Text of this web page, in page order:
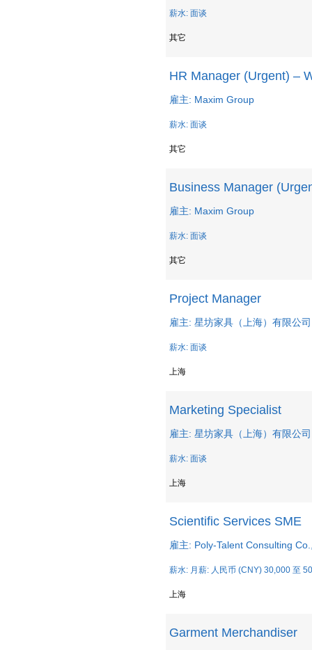
薪水: 面谈
其它
HR Manager (Urgent) –
雇主: Maxim Group
薪水: 面谈
其它
Business Manager
雇主: Maxim Group
薪水: 面谈
其它
Project Manager
雇主: 星坊家具（上海）有限公司
薪水: 面谈
上海
Marketing Specialist
雇主: 星坊家具（上海）有限公司
薪水: 面谈
上海
Scientific Services SME
雇主: Poly-Talent Consulting
薪水: 月薪: 人民币 (CNY) 30,000 至
上海
Garment Merchandiser